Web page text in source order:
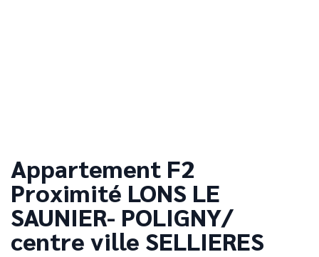
Appartement F2
Proximité LONS LE
SAUNIER- POLIGNY/
centre ville SELLIERES